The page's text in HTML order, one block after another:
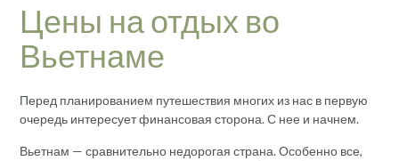
Цены на отдых во
Вьетнаме
Перед планированием путешествия многих из нас в первую
очередь интересует финансовая сторона. С нее и начнем.
Вьетнам — сравнительно недорогая страна. Особенно все,